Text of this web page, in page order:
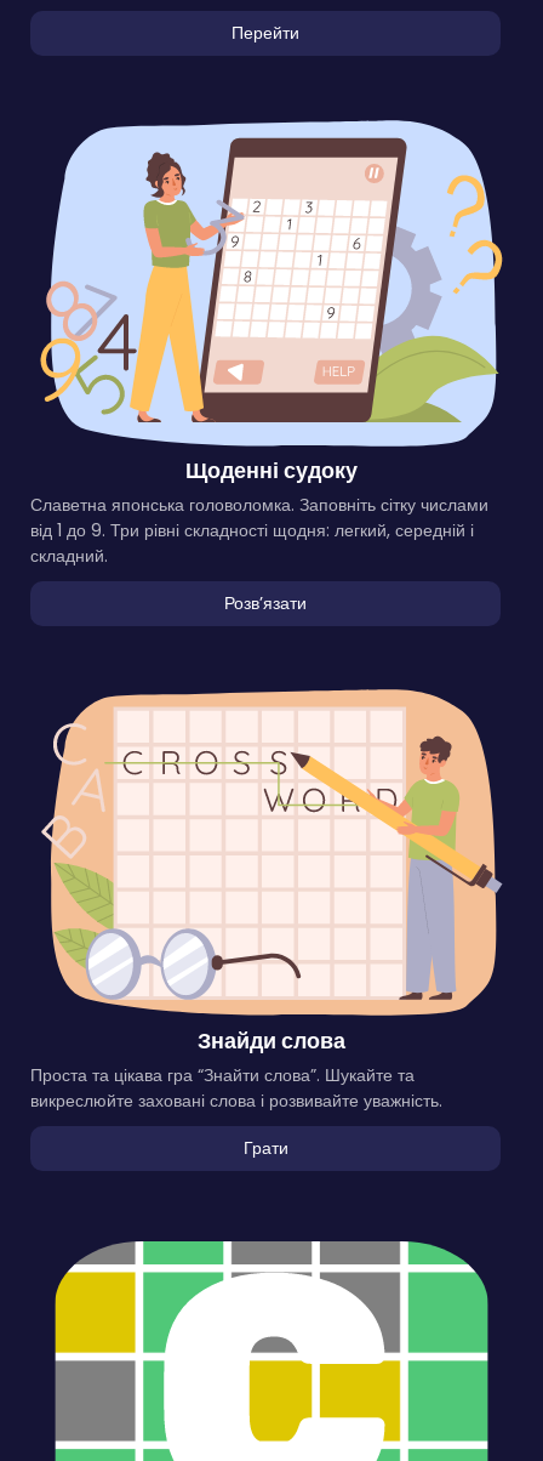
Перейти
Щоденні судоку
Славетна японська головоломка. Заповніть сітку числами
від 1 до 9. Три рівні складності щодня: легкий, середній і
складний.
Розвʼязати
Знайди слова
Проста та цікава гра “Знайти слова”. Шукайте та
викреслюйте заховані слова і розвивайте уважність.
Грати